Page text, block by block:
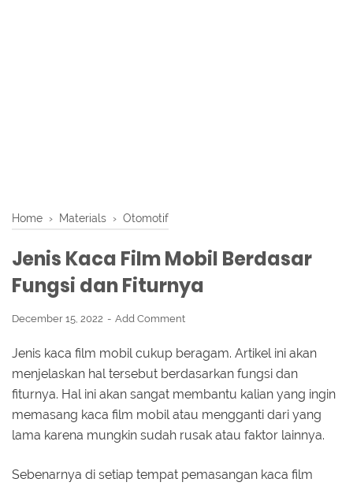
Home › Materials › Otomotif
Jenis Kaca Film Mobil Berdasar
Fungsi dan Fiturnya
December 15, 2022 Add Comment
Jenis kaca film mobil cukup beragam. Artikel ini akan
menjelaskan hal tersebut berdasarkan fungsi dan
fiturnya. Hal ini akan sangat membantu kalian yang ingin
memasang kaca film mobil atau mengganti dari yang
lama karena mungkin sudah rusak atau faktor lainnya.
Sebenarnya di setiap tempat pemasangan kaca film